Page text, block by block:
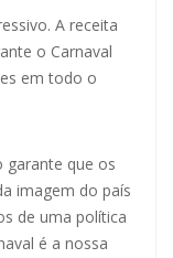
A receita
o Carnaval
em todo o
garante que os
imagem do país
de uma política
é a nossa